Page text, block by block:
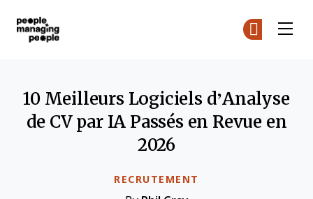
RECRUTEMENT
10 Meilleurs Logiciels d’Analyse
de CV par IA Passés en Revue en
2026